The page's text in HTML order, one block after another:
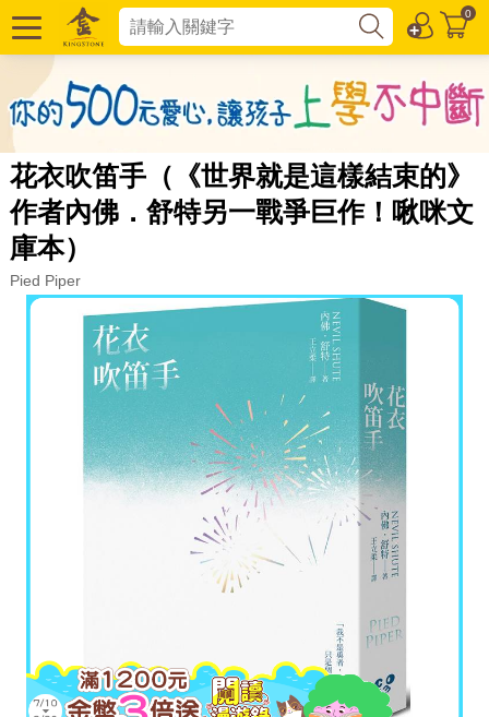
0
花衣吹笛手（《世界就是這樣結束的》
作者內佛．舒特另一戰爭巨作！啾咪文
庫本）
Pied Piper